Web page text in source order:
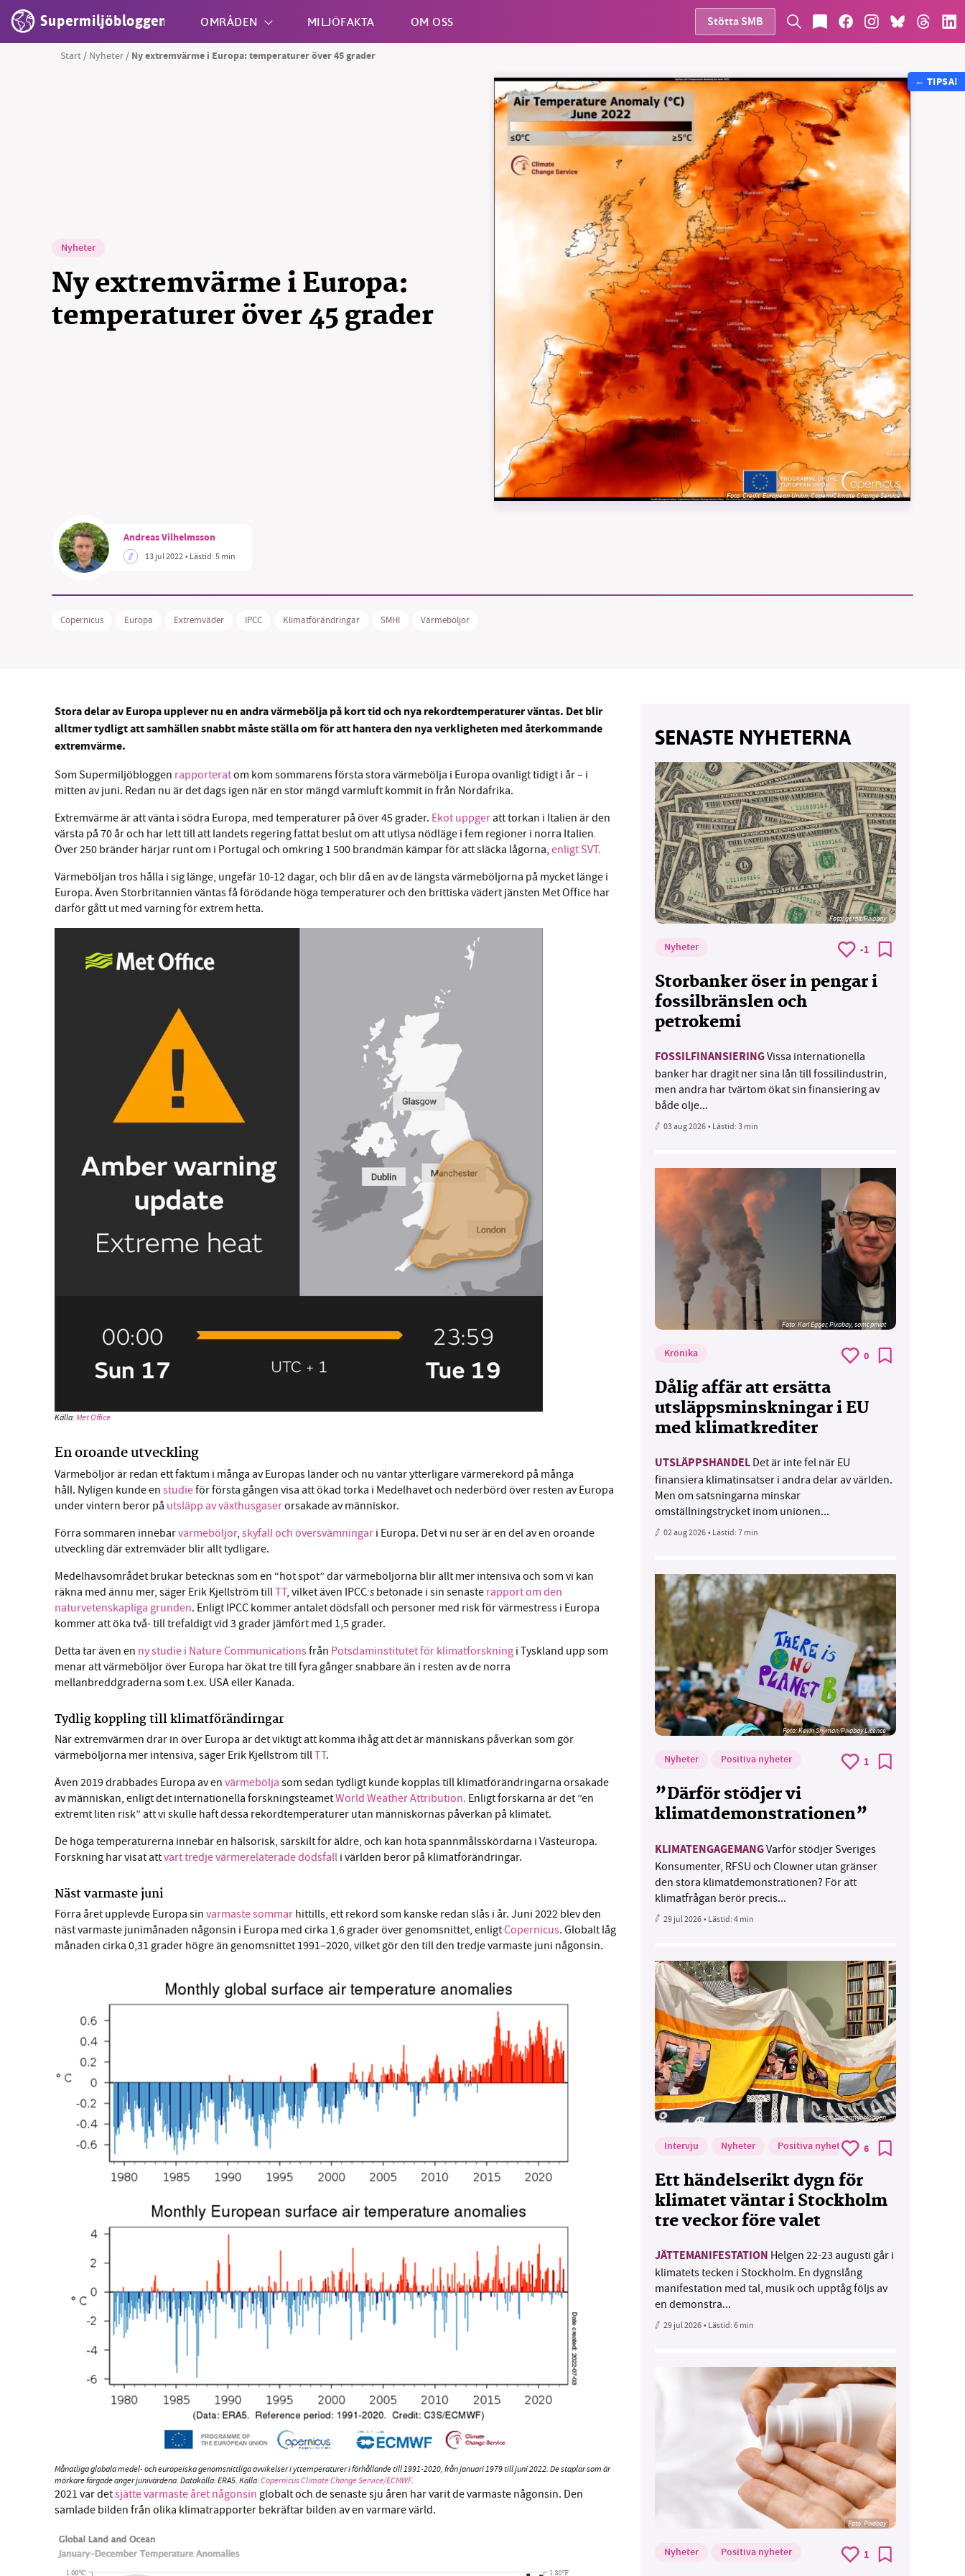
Supermiljöbloggen OMRÅDEN MILJÖFAKTA OM OSS Stötta SMB
Start / Nyheter / Ny extremvärme i Europa: temperaturer över 45 grader
Nyheter
Ny extremvärme i Europa:
temperaturer över 45 grader
Foto:Credit: European Union, CoperniClimate Change Service
Andreas Vilhelmsson
13 jul 2022• Lästid:5 min
Copernicus Europa Extremväder IPCC Klimatförändringar SMHI Värmeböljor
Stora delar av Europa upplever nu en andra värmebölja på kort tid och nya rekordtemperaturer väntas. Det blir
alltmer tydligt att samhällen snabbt måste ställa om för att hantera den nya verkligheten med återkommande
extremvärme.
Som Supermiljöbloggen rapporteratom kom sommarens första stora värmebölja i Europa ovanligt tidigt i år – i
mitten av juni. Redan nu är det dags igen när en stor mängd varmluft kommit in från Nordafrika.
Extremvärme är att vänta i södra Europa, med temperaturer på över 45 grader. Ekot uppgeratt torkan i Italien är den
värsta på 70 år och har lett till att landets regering fattat beslut om att utlysa nödläge i fem regioner i norra Italien.
Över 250 bränder härjar runt om i Portugal och omkring 1 500 brandmän kämpar för att släcka lågorna, enligt SVT.
Värmeböljan tros hålla i sig länge, ungefär 10-12 dagar, och blir då en av de längsta värmeböljorna på mycket länge i
Europa. Även Storbritannien väntas få förödande höga temperaturer och den brittiska vädert jänsten Met Office har
därför gått ut med varning för extrem hetta.
Källa:Met Office
En oroande utveckling
Värmeböljor är redan ett faktum i många av Europas länder och nu väntar ytterligare värmerekord på många
håll. Nyligen kunde en studieför första gången visa att ökad torka i Medelhavet och nederbörd över resten av Europa
under vintern beror på utsläpp av växthusgaserorsakade av människor.
Förra sommaren innebarvärmeböljor, skyfall och översvämningar i Europa. Det vi nu ser är en del av en oroande
utveckling där extremväder blir allt tydligare.
Medelhavsområdet brukar betecknas som en “hot spot” där värmeböljorna blir allt mer intensiva och som vi kan
räkna med ännu mer, säger Erik Kjellström tillTT, vilket även IPCC:s betonade i sin senaste rapport om den
naturvetenskapliga grunden. Enligt IPCC kommer antalet dödsfall och personer med risk för värmestress i Europa
kommer att öka två- till trefaldigt vid 3 grader jämfört med 1,5 grader.
Detta tar även en ny studie i Nature Communicationsfrån Potsdaminstitutet för klimatforskning i Tyskland upp som
menar att värmeböljor över Europa har ökat tre till fyra gånger snabbare än i resten av de norra
mellanbreddgraderna som t.ex. USA eller Kanada.
Tydlig koppling till klimatförändirngar
När extremvärmen drar in över Europa är det viktigt att komma ihåg att det är människans påverkan som gör
värmeböljorna mer intensiva, säger Erik Kjellström tillTT.
Även 2019 drabbades Europa av en värmebölja som sedan tydligt kunde kopplas till klimatförändringarna orsakade
av människan, enligt det internationella forskningsteametWorld Weather Attribution. Enligt forskarna är det ”en
extremt liten risk” att vi skulle haft dessa rekordtemperaturer utan människornas påverkan på klimatet.
De höga temperaturerna innebär en hälsorisk, särskilt för äldre, och kan hota spannmålsskördarna i Västeuropa.
Forskning har visat attvart tredje värmerelaterade dödsfall i världen beror på klimatförändringar.
Näst varmaste juni
Förra året upplevde Europa sin varmaste sommar hittills, ett rekord som kanske redan slås i år. Juni 2022 blev den
näst varmaste junimånaden någonsin i Europa med cirka 1,6 grader över genomsnittet, enligtCopernicus. Globalt låg
månaden cirka 0,31 grader högre än genomsnittet 1991–2020, vilket gör den till den tredje varmaste juni någonsin.
Månatliga globala medel- och europeiska genomsnittliga avvikelser i yttemperaturer i förhållande till 1991-2020, från januari 1979 till juni 2022. De staplar som är
mörkare färgade anger junivärdena. Datakälla: ERA5. Källa:Copernicus Climate Change Service/ECMWF.
2021 var detsjätte varmaste året någonsin globalt och de senaste sju åren har varit de varmaste någonsin. Den
samlade bilden från olika klimatrapporter bekräftar bilden av en varmare värld.
SENASTE NYHETERNA
Foto:geralt/Pixabay
Nyheter -1
Storbanker öser in pengar i
fossilbränslen och
petrokemi
FOSSILFINANSIERINGVissa internationella
banker har dragit ner sina lån till fossilindustrin,
men andra har tvärtom ökat sin finansiering av
både olje...
03 aug 2026• Lästid:3 min
Foto:Karl Egger, Pixabay, samt privat
Krönika 0
Dålig affär att ersätta
utsläppsminskningar i EU
med klimatkrediter
UTSLÄPPSHANDEL Det är inte fel när EU
finansiera klimatinsatser i andra delar av världen.
Men om satsningarna minskar
omställningstrycket inom unionen...
02 aug 2026• Lästid:7 min
Foto:Kevin Snyman/Pixabay Licence
Nyheter Positiva nyheter 1
”Därför stödjer vi
klimatdemonstrationen”
KLIMATENGAGEMANGVarför stödjer Sveriges
Konsumenter, RFSU och Clowner utan gränser
den stora klimatdemonstrationen? För att
klimatfrågan berör precis...
29 jul 2026• Lästid:4 min
Foto: Supermijöbloggen
Intervju Nyheter Positiva nyheter 6
Ett händelserikt dygn för
klimatet väntar i Stockholm
tre veckor före valet
JÄTTEMANIFESTATION Helgen 22-23 augusti går i
klimatets tecken i Stockholm. En dygnslång
manifestation med tal, musik och upptåg följs av
en demonstra...
29 jul 2026• Lästid:6 min
Foto:Pixabay
Nyheter Positiva nyheter 1
← TIPSA!
SMB kämpar för en hållbar framtid. Sedan starten 2010 har vår
ideella redaktion drivit miljödebatten framåt genom
nyhetsbevakning och granskningar. Nu vill vi utveckla vårt arbete –
och vi hoppas att du vill hjälpa oss.
Stötta vårt arbete genom att swisha en slant till